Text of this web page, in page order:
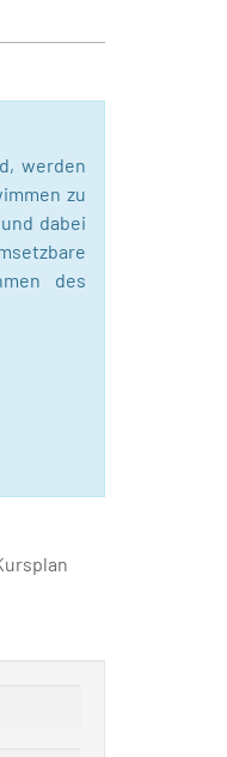
werden
zu
dabei
des